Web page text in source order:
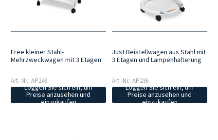
Free kleiner Stahl-
Mehrzweckwagen mit 3 Etagen
Art.-Nr.: AP249
Loggen Sie sich ein, um
Preise anzusehen und
einzukaufen
Just Beistellwagen aus Stahl mit
3 Etagen und Lampenhalterung
Art.-Nr.: AP236
Loggen Sie sich ein, um
Preise anzusehen und
einzukaufen